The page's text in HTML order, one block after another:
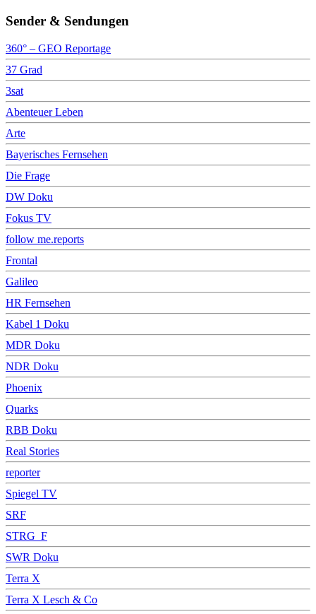
Sender & Sendungen
360° – GEO Reportage
37 Grad
3sat
Abenteuer Leben
Arte
Bayerisches Fernsehen
Die Frage
DW Doku
Fokus TV
follow me.reports
Frontal
Galileo
HR Fernsehen
Kabel 1 Doku
MDR Doku
NDR Doku
Phoenix
Quarks
RBB Doku
Real Stories
reporter
Spiegel TV
SRF
STRG_F
SWR Doku
Terra X
Terra X Lesch & Co